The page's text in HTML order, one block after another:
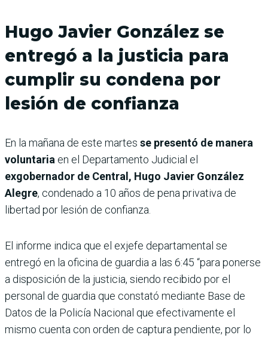
Hugo Javier González se
entregó a la justicia para
cumplir su condena por
lesión de confianza
En la mañana de este martes se presentó de manera
voluntaria en el Departamento Judicial el
exgobernador de Central, Hugo Javier González
Alegre, condenado a 10 años de pena privativa de
libertad por lesión de confianza.
El informe indica que el exjefe departamental se
entregó en la oficina de guardia a las 6:45 “para ponerse
a disposición de la justicia, siendo recibido por el
personal de guardia que constató mediante Base de
Datos de la Policía Nacional que efectivamente el
mismo cuenta con orden de captura pendiente, por lo